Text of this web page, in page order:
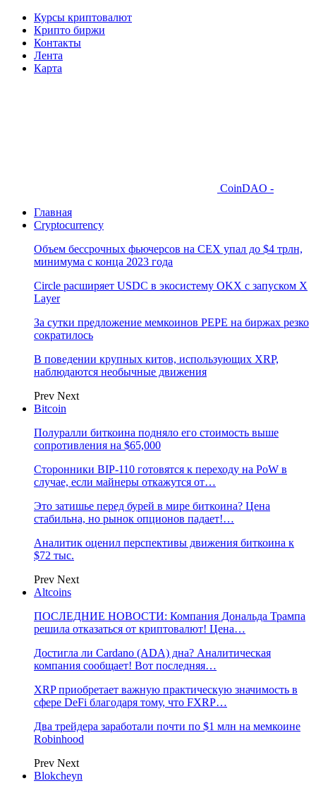
Курсы криптовалют
Крипто биржи
Контакты
Лента
Карта
CoinDAO -
Главная
Cryptocurrency
Объем бессрочных фьючерсов на CEX упал до $4 трлн,
минимума с конца 2023 года
Circle расширяет USDC в экосистему OKX с запуском X
Layer
За сутки предложение мемкоинов PEPE на биржах резко
сократилось
В поведении крупных китов, использующих XRP,
наблюдаются необычные движения
Prev Next
Bitcoin
Полуралли биткоина подняло его стоимость выше
сопротивления на $65,000
Сторонники BIP-110 готовятся к переходу на PoW в
случае, если майнеры откажутся от…
Это затишье перед бурей в мире биткоина? Цена
стабильна, но рынок опционов падает!…
Аналитик оценил перспективы движения биткоина к
$72 тыс.
Prev Next
Altcoins
ПОСЛЕДНИЕ НОВОСТИ: Компания Дональда Трампа
решила отказаться от криптовалют! Цена…
Достигла ли Cardano (ADA) дна? Аналитическая
компания сообщает! Вот последняя…
XRP приобретает важную практическую значимость в
сфере DeFi благодаря тому, что FXRP…
Два трейдера заработали почти по $1 млн на мемкоине
Robinhood
Prev Next
Blokcheyn